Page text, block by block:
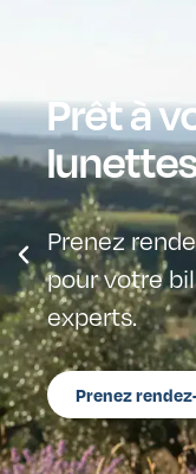
sans
Prenez
pour votre
experts.
Prenez